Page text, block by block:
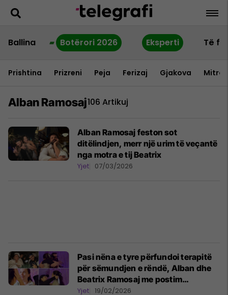
Ballina Botërori 2026 Eksperti Të
Prishtina Prizreni Peja Ferizaj Gjakova
Alban Ramosaj106 Artikuj
Alban Ramosaj feston sot
ditëlindjen, merr një urim të veçantë
nga motra e tij Beatrix
Yjet 07/03/2026
Pasi nëna e tyre përfundoi terapitë
për sëmundjen e rëndë, Alban dhe
Beatrix Ramosaj me postim
emocionues: Përqafimi për të cilin
Yjet 19/02/2026